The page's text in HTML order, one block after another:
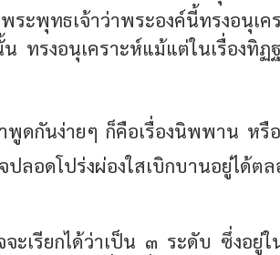
พุทธเจ้าว่าพระองค์นี้ทรงอนุเค
ทรงอนุเคราะห์แม้แต่ในเรื่องทิฏ
ดกันง่ายๆ ก็คือเรื่องนิพพาน หรื
ดโปร่งผ่องใสเบิกบานอยู่ได้ตล
เรียกได้ว่าเป็น ๓ ระดับ ซึ่งอยู่ใ